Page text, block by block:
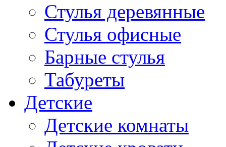
Стулья деревянные
Стулья офисные
Барные стулья
Табуреты
Детские
Детские комнаты